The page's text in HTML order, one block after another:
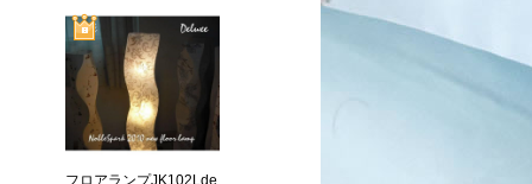
フロアランプJK102Lde